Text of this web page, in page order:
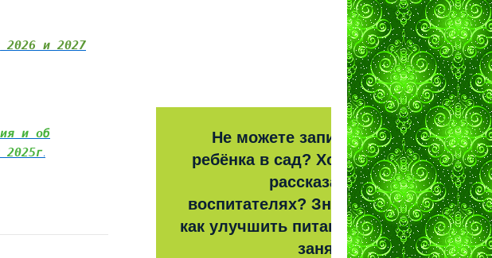
2026 и 2027
и об
2025г.
Не можете записать
ребёнка в сад? Хотите
рассказать о
воспитателях? Знаете,
как улучшить питание и
занятия?